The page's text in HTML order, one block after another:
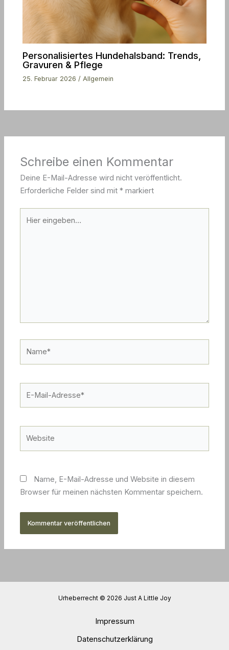
Personalisiertes Hundehalsband: Trends,
Gravuren & Pflege
25. Februar 2026/Allgemein
Schreibe einen Kommentar
Deine E-Mail-Adresse wird nicht veröffentlicht.
Erforderliche Felder sind mit* markiert
eingeben…
Name, E-Mail-Adresse und Website in diesem
Browser für meinen nächsten Kommentar speichern.
Urheberrecht © 2026 Just A Little Joy
Impressum
Datenschutzerklärung